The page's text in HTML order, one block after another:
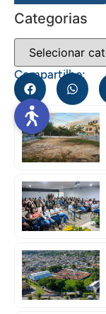
Categorias
Compartilhe: